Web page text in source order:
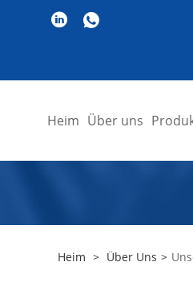
Heim Über uns
Heim > Über Uns >